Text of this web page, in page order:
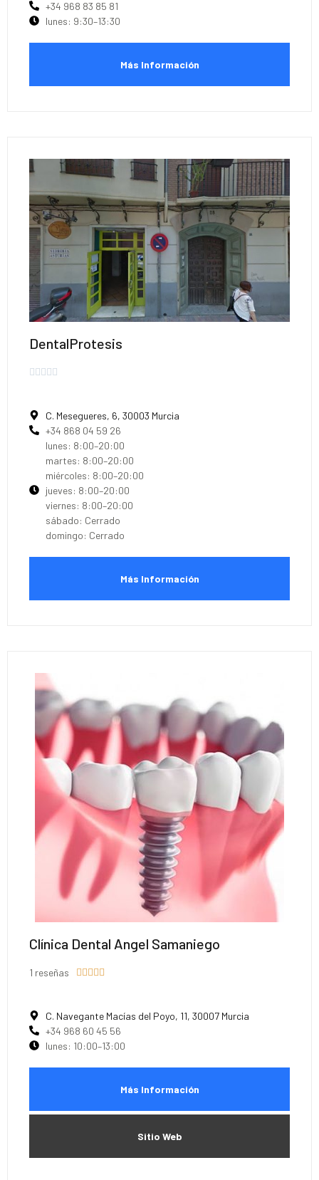
+34 968 83 85 81
lunes: 9:30–13:30
Más Información
DentalProtesis

C. Mesegueres, 6, 30003 Murcia
+34 868 04 59 26
lunes: 8:00–20:00
martes: 8:00–20:00
miércoles: 8:00–20:00
jueves: 8:00–20:00
viernes: 8:00–20:00
sábado: Cerrado
domingo: Cerrado
Más Información
Clínica Dental Angel Samaniego
1 reseñas 
C. Navegante Macías del Poyo, 11, 30007 Murcia
+34 968 60 45 56
lunes: 10:00–13:00
Más Información
Sitio Web